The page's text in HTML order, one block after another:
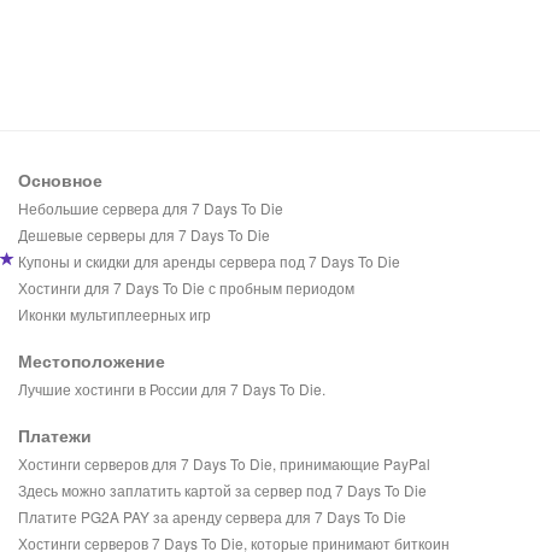
Основное
Небольшие сервера для 7 Days To Die
Дешевые серверы для 7 Days To Die
Купоны и скидки для аренды сервера под 7 Days To Die
Хостинги для 7 Days To Die с пробным периодом
Иконки мультиплеерных игр
Местоположение
Лучшие хостинги в России для 7 Days To Die.
Платежи
Хостинги серверов для 7 Days To Die, принимающие PayPal
Здесь можно заплатить картой за сервер под 7 Days To Die
Платите PG2A PAY за аренду сервера для 7 Days To Die
Хостинги серверов 7 Days To Die, которые принимают биткоин